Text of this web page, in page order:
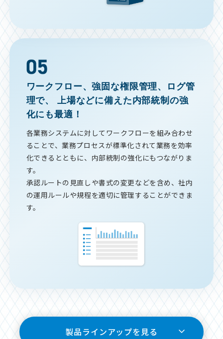
ワークフロー、強固な権限管理、ログ管
理で、
上場などに備えた内部統制の強
化にも最適！
各業務システムに対してワークフローを組み合わせ
ることで、業務プロセスが標準化されて業務を効率
化できるとともに、内部統制の強化にもつながりま
す。
承認ルートの見直しや書式の変更などを含め、社内
の運用ルールや規程を適切に管理することができま
す。
製品ラインアップを見る